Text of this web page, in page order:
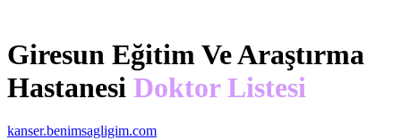
Giresun Eğitim Ve Araştırma
Hastanesi Doktor Listesi
kanser.benimsagligim.com